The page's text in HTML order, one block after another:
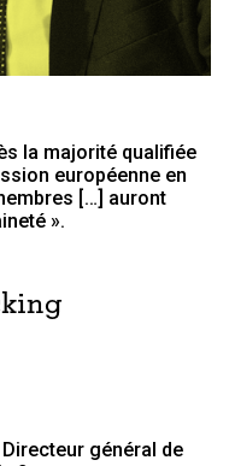
la majorité qualifiée
européenne en
[…] auront
».
général de